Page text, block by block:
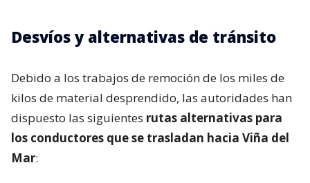
Desvíos y alternativas de tránsito
Debido a los trabajos de remoción de los miles de
kilos de material desprendido, las autoridades han
dispuesto las siguientes rutas alternativas para
los conductores que se trasladan hacia Viña del
Mar: